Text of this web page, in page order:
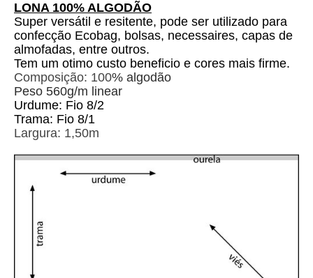
LONA 100% ALGODÃO
Super versátil e resitente, pode ser utilizado para
confecção Ecobag, bolsas, necessaires, capas de
almofadas, entre outros.
Tem um otimo custo beneficio e cores mais firme.
Composição: 100% algodão
Peso 560g/m linear
Urdume: Fio 8/2
Trama: Fio 8/1
Largura: 1,50m